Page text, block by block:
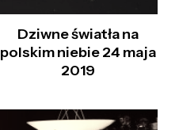
Dziwne światła na
polskim niebie 24 maja
2019